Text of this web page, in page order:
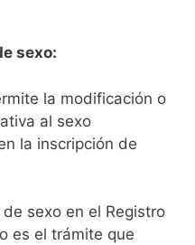
sexo:
la modificación o
al sexo
la inscripción de
sexo en el Registro
es el trámite que